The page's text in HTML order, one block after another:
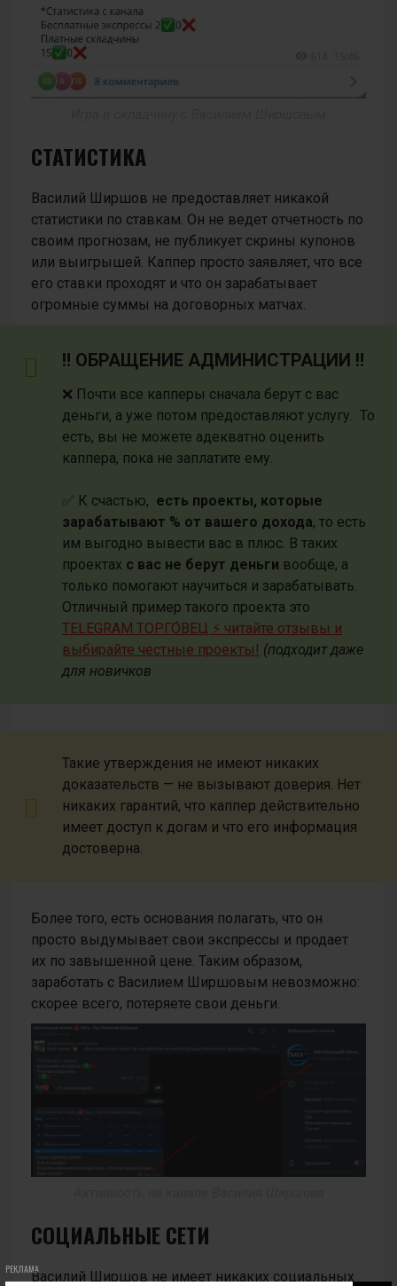
РЕКЛАМА
СТАТИСТИКА
Василий Ширшов не предоставляет никакой
статистики по ставкам. Он не ведет отчетность по
своим прогнозам, не публикует скрины купонов
или выигрышей. Каппер просто заявляет, что все
его ставки проходят и что он зарабатывает
огромные суммы на договорных матчах.
‼️ ОБРАЩЕНИЕ АДМИНИСТРАЦИИ ‼️
❌ Почти все капперы сначала берут с вас
деньги, а уже потом предоставляют услугу. То
есть, вы не можете адекватно оценить
каппера, пока не заплатите ему.
✅ К счастью, есть проекты, которые
зарабатывают % от вашего дохода, то есть
им выгодно вывести вас в плюс. В таких
проектах с вас не берут деньги вообще, а
только помогают научиться и зарабатывать.
Отличный пример такого проекта это
TELEGRAM ТОРГО́ВЕЦ ⚡️ читайте отзывы и
выбирайте честные проекты! (подходит даже
для новичков
Такие утверждения не имеют никаких
доказательств — не вызывают доверия. Нет
никаких гарантий, что каппер действительно
имеет доступ к догам и что его информация
достоверна.
Более того, есть основания полагать, что он
просто выдумывает свои экспрессы и продает
их по завышенной цене. Таким образом,
заработать с Василием Ширшовым невозможно:
скорее всего, потеряете свои деньги.
СОЦИАЛЬНЫЕ СЕТИ
Василий Ширшов не имеет никаких социальных